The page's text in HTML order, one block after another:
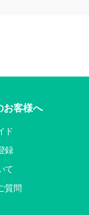
お客様へ
ド
録
て
質問